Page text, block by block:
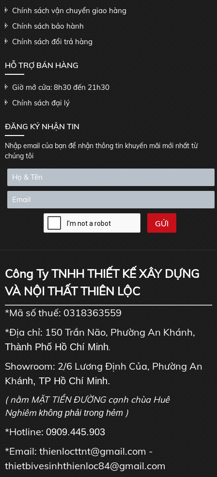
Chính sách vận chuyển giao hàng
Chính sách bảo hành
Chính sách đổi trả hàng
HỖ TRỢ BÁN HÀNG
Giờ mở cửa: 8h30 đến 21h30
Chính sách đại lý
ĐĂNG KÝ NHẬN TIN
Nhập email của bạn để nhận thông tin khuyến mãi mới nhất từ
chúng tôi
Công Ty TNHH THIẾT KẾ XÂY DỰNG
VÀ NỘI THẤT THIÊN LỘC
*Mã số thuế: 0318363559
*Địa chỉ: 150 Trần Não, Phường An Khánh,
Thành Phố Hồ Chí Minh.
Showroom: 2/6 Lương Định Của, Phường An
Khánh, TP Hồ Chí Minh.
( nằm MẶT TIỀN ĐƯỜNG cạnh chùa Huê
Nghiêm không phải trong hẻm )
*Hotline: 0909.445.903
*Email: thienlocttnt@gmail.com -
thietbivesinhthienloc84@gmail.com